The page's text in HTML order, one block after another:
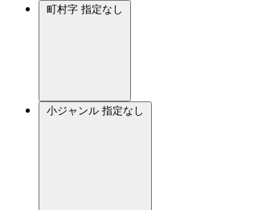
町村字 指定なし
小ジャンル 指定なし